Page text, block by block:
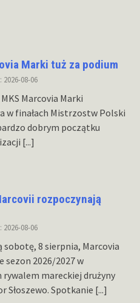
Marki tuż za podium
08-06
Marcovia Marki
w finałach Mistrzostw Polski
dobrym początku
[...]
rozpoczynają
08-06
sobotę, 8 sierpnia, Marcovia
sezon 2026/2027 w
mareckiej drużyny
Słoszewo. Spotkanie [...]